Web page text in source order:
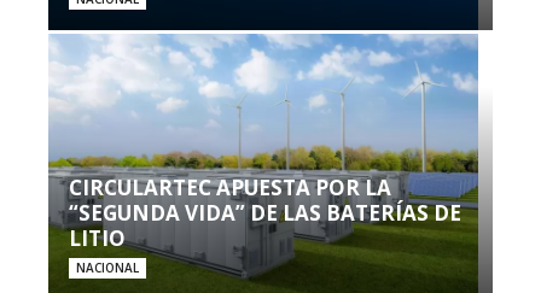
CIRCULARTEC APUESTA POR LA
“SEGUNDA VIDA” DE LAS BATERÍAS DE
LITIO
NACIONAL